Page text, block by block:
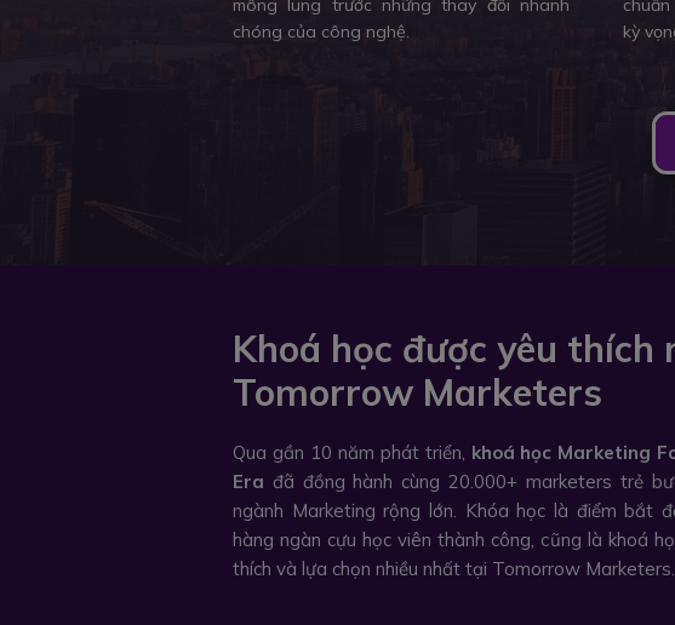
kỳ
mông lung trước những thay đổi nhanh
chóng của công nghệ.
Khoá học được yêu thích
Tomorrow Marketers
Qua gần 10 năm phát triển, khoá học Marketing
Era đã đồng hành cùng 20.000+ marketers trẻ
ngành Marketing rộng lớn. Khóa học là điểm bắt
hàng ngàn cựu học viên thành công, cũng là khoá
thích và lựa chọn nhiều nhất tại Tomorrow Marketers.